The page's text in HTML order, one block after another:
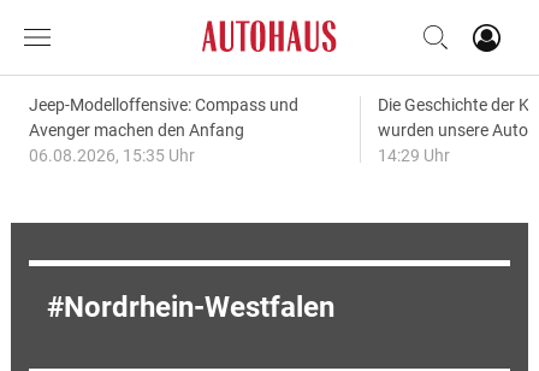
Jeep-Modelloffensive: Compass und
Avenger machen den Anfang
06.08.2026, 15:35 Uhr
Die Geschichte der
wurden unsere
14:29 Uhr
Nordrhein-Westfalen